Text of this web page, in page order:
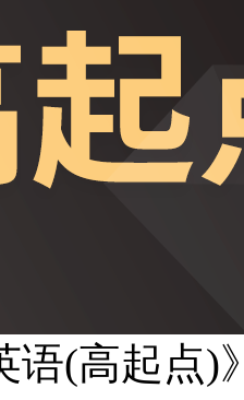
语(高起点)